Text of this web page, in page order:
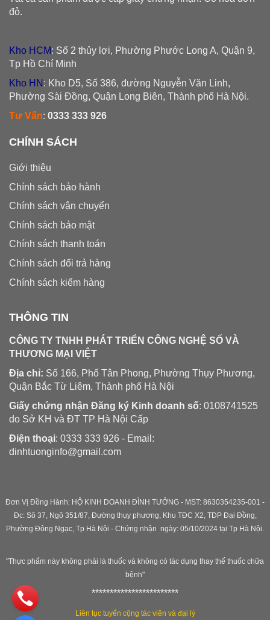
đỏ.
Kho HCM: Số 2 thủy lợi, Phường Phước Long A, Quận 9,
Tp Hồ Chí Minh
Kho HN : Kho D5, Số 386, đường Nguyễn Văn Linh,
Phường Sài Đồng, Quận Long Biên, Thành phố Hà Nội.
Tư Vấn: 0333 333 926
CHÍNH SÁCH
Giới thiệu
Chính sách bảo hành
Chính sách vận chuyển
Chính sách bảo mật
Chính sách thanh toán
Chính sách đổi trả hàng
Chính sách kiểm hàng
THÔNG TIN
CÔNG TY TNHH PHÁT TRIỂN CÔNG NGHỆ SỐ VÀ
THƯƠNG MẠI VIỆT
Địa chỉ: Số 166, Phố Tân Phong, Phường Thụy Phương,
Quận Bắc Từ Liêm, Thành phố Hà Nội
Giấy chứng nhận Đăng ký Kinh doanh số: 0108741525
do Sở KH và ĐT TP Hà Nội Cấp
Điện thoại: 0333 333 926 - Email:
dinhtuonginfo@gmail.com
Đơn Vị Đồng Hành: HỘ KINH DOANH ĐÌNH TƯỞNG - MST: 8630354235-001 -
Đc: Sô 37, Ngõ 351/87, Đường thụy phương, Khu TĐC X2, TDP Đại Đồng,
Phường Đông Ngạc, Tp Hà Nội - C hứng nhận ngày: 05/10/2024 tại Tp Hà Nội.
"Thực phẩm này không phải là thuốc và không có tác dụng thay thế thuốc chữa
bệnh"
************************
Liên tục tuyển cộng tác viên và đại lý